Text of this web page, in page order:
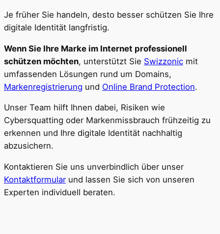
Je früher Sie handeln, desto besser schützen Sie Ihre
digitale Identität langfristig.
Wenn Sie Ihre Marke im Internet professionell
schützen möchten, unterstützt Sie Swizzonic mit
umfassenden Lösungen rund um Domains,
Markenregistrierung und Online Brand Protection.
Unser Team hilft Ihnen dabei, Risiken wie
Cybersquatting oder Markenmissbrauch frühzeitig zu
erkennen und Ihre digitale Identität nachhaltig
abzusichern.
Kontaktieren Sie uns unverbindlich über unser
Kontaktformular und lassen Sie sich von unseren
Experten individuell beraten.